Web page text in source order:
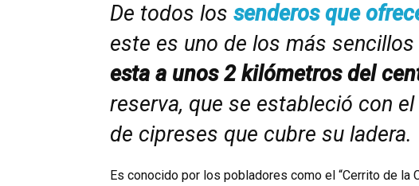
De todos los senderos que
este es uno de los más sencillos
esta a unos 2 kilómetros del
reserva, que se estableció con
de cipreses que cubre su ladera.
Es conocido por los pobladores como el “Cerrito de la